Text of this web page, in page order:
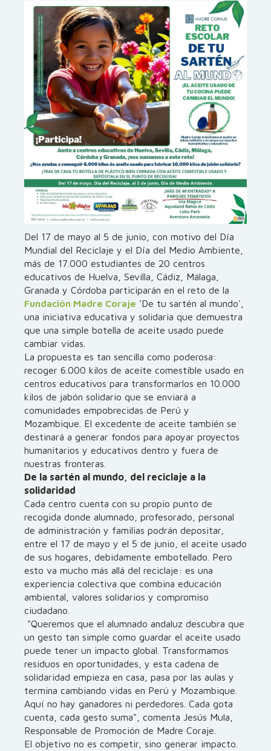
Del 17 de mayo al 5 de junio, con motivo del Día
Mundial del Reciclaje y el Día del Medio Ambiente,
más de 17.000 estudiantes de 20 centros
educativos de Huelva, Sevilla, Cádiz, Málaga,
Granada y Córdoba participarán en el reto de la
Fundación Madre Coraje 'De tu sartén al mundo',
una iniciativa educativa y solidaria que demuestra
que una simple botella de aceite usado puede
cambiar vidas.
La propuesta es tan sencilla como poderosa:
recoger 6.000 kilos de aceite comestible usado en
centros educativos para transformarlos en 10.000
kilos de jabón solidario que se enviará a
comunidades empobrecidas de Perú y
Mozambique. El excedente de aceite también se
destinará a generar fondos para apoyar proyectos
humanitarios y educativos dentro y fuera de
nuestras fronteras.
De la sartén al mundo, del reciclaje a la
solidaridad
Cada centro cuenta con su propio punto de
recogida donde alumnado, profesorado, personal
de administración y familias podrán depositar,
entre el 17 de mayo y el 5 de junio, el aceite usado
de sus hogares, debidamente embotellado. Pero
esto va mucho más allá del reciclaje: es una
experiencia colectiva que combina educación
ambiental, valores solidarios y compromiso
ciudadano.
"Queremos que el alumnado andaluz descubra que
un gesto tan simple como guardar el aceite usado
puede tener un impacto global. Transformamos
residuos en oportunidades, y esta cadena de
solidaridad empieza en casa, pasa por las aulas y
termina cambiando vidas en Perú y Mozambique.
Aquí no hay ganadores ni perdedores. Cada gota
cuenta, cada gesto suma", comenta Jesús Mula,
Responsable de Promoción de Madre Coraje.
El objetivo no es competir, sino generar impacto.